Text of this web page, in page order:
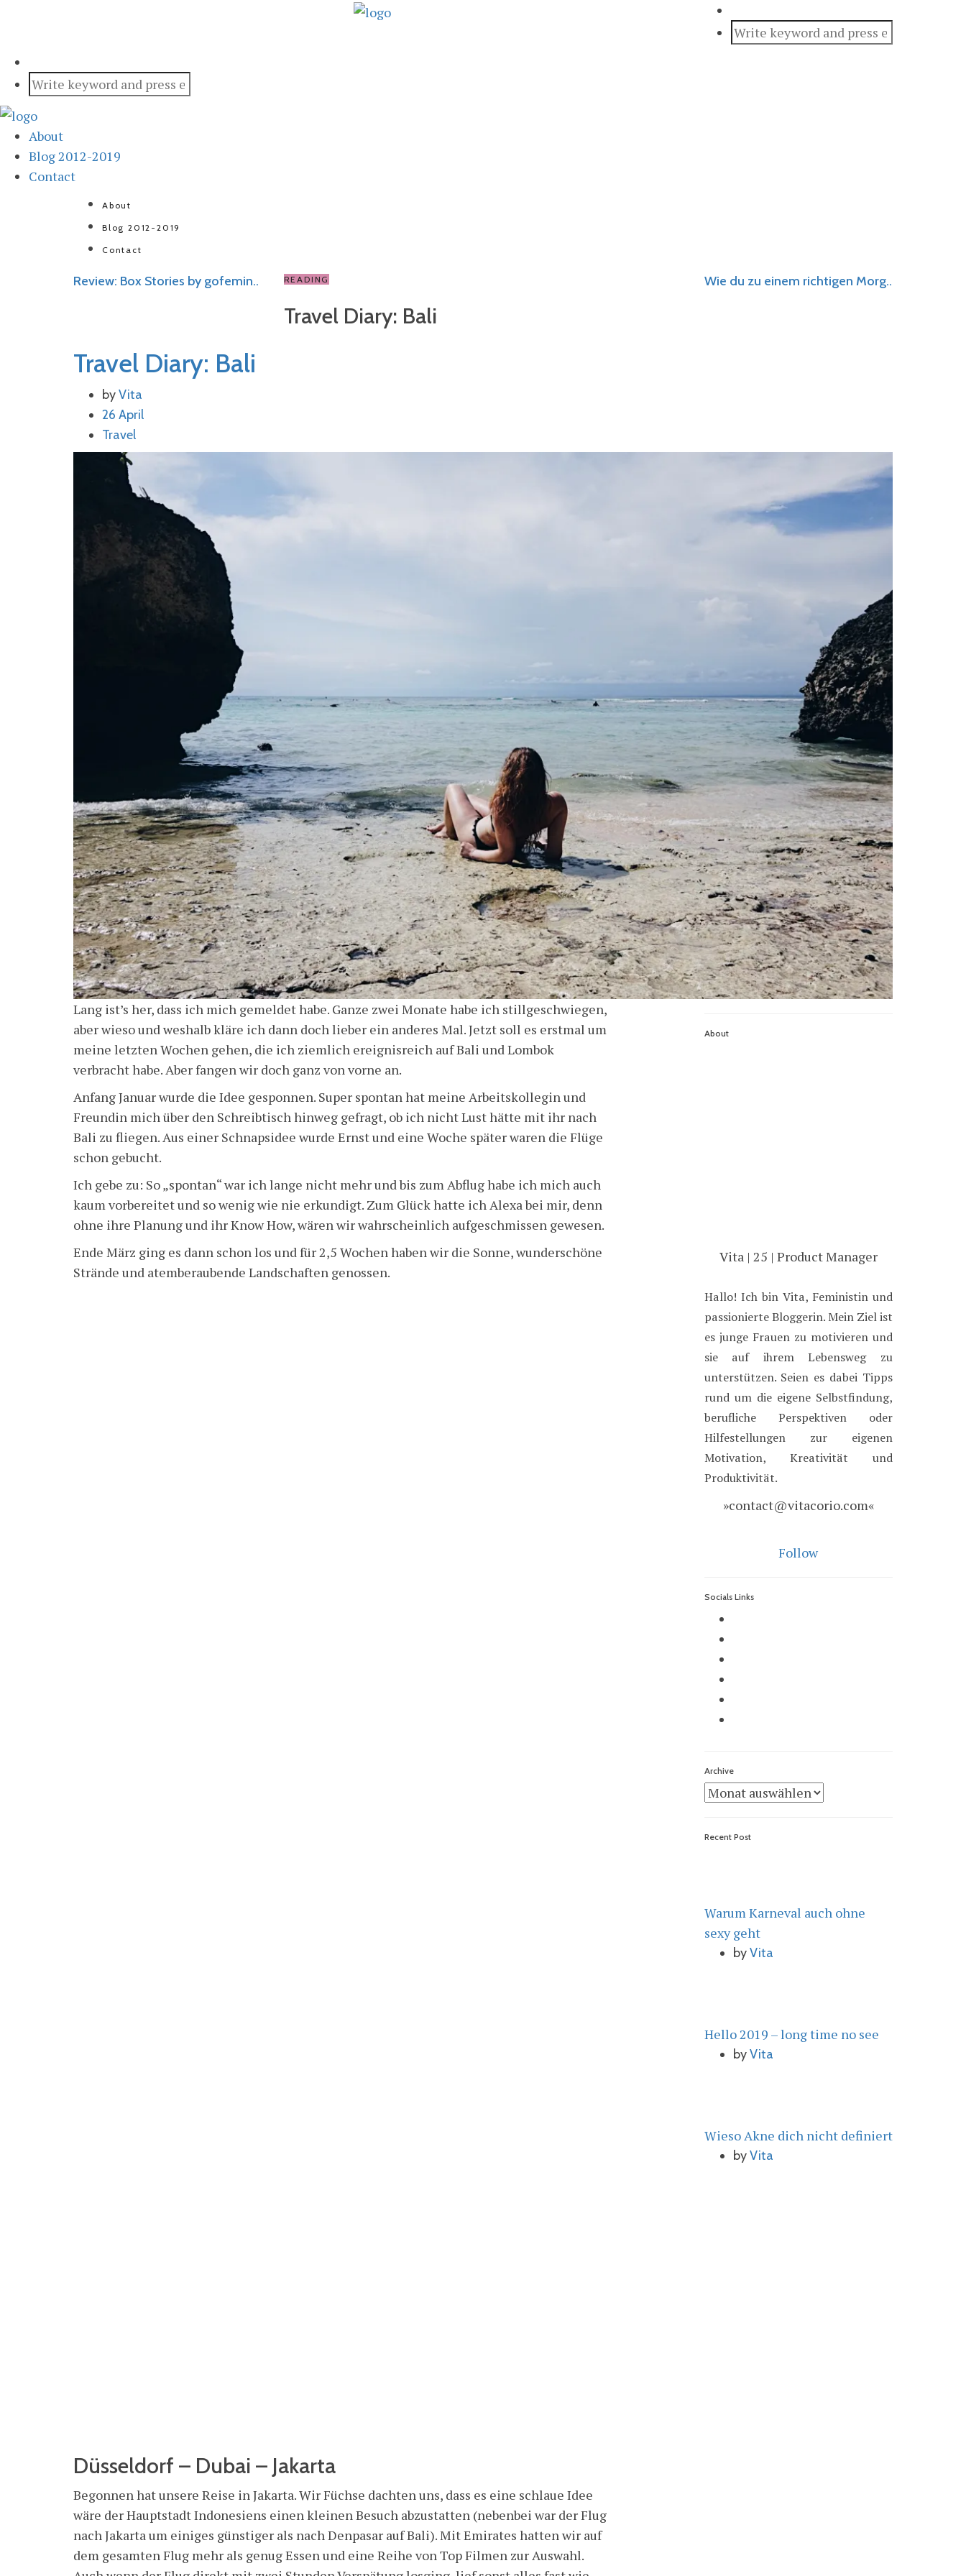
About
Blog 2012-2019
Contact
About
Blog 2012-2019
Contact
Review: Box Stories by gofemin.. READING
Travel Diary: Bali
Wie du zu einem richtigen Morg..
Travel Diary: Bali
byVita
26 April
Travel
Lang ist’s her, dass ich mich gemeldet habe. Ganze zwei Monate habe ich stillgeschwiegen,
aber wieso und weshalb kläre ich dann doch lieber ein anderes Mal. Jetzt soll es erstmal um
meine letzten Wochen gehen, die ich ziemlich ereignisreich auf Bali und Lombok
verbracht habe. Aber fangen wir doch ganz von vorne an.
Anfang Januar wurde die Idee gesponnen. Super spontan hat meine Arbeitskollegin und
Freundin mich über den Schreibtisch hinweg gefragt, ob ich nicht Lust hätte mit ihr nach
Bali zu fliegen. Aus einer Schnapsidee wurde Ernst und eine Woche später waren die Flüge
schon gebucht.
Ich gebe zu: So „spontan“ war ich lange nicht mehr und bis zum Abflug habe ich mich auch
kaum vorbereitet und so wenig wie nie erkundigt. Zum Glück hatte ich Alexa bei mir, denn
ohne ihre Planung und ihr Know How, wären wir wahrscheinlich aufgeschmissen gewesen.
Ende März ging es dann schon los und für 2,5 Wochen haben wir die Sonne, wunderschöne
Strände und atemberaubende Landschaften genossen.
Düsseldorf – Dubai – Jakarta
Begonnen hat unsere Reise in Jakarta. Wir Füchse dachten uns, dass es eine schlaue Idee
wäre der Hauptstadt Indonesiens einen kleinen Besuch abzustatten (nebenbei war der Flug
nach Jakarta um einiges günstiger als nach Denpasar auf Bali). Mit Emirates hatten wir auf
dem gesamten Flug mehr als genug Essen und eine Reihe von Top Filmen zur Auswahl.
About
Vita | 25 | Product Manager
Hallo! Ich bin Vita, Feministin und
passionierte Bloggerin. Mein Ziel ist
es junge Frauen zu motivieren und
sie auf ihrem Lebensweg zu
unterstützen. Seien es dabei Tipps
rund um die eigene Selbstfindung,
berufliche Perspektiven oder
Hilfestellungen zur eigenen
Motivation, Kreativität und
Produktivität.
»contact@vitacorio.com«
Follow
Socials Links
Archive
Archive
Recent Post
Warum Karneval auch ohne
sexy geht
by Vita
Hello 2019 – long time no see
by Vita
Wieso Akne dich nicht definiert
by Vita